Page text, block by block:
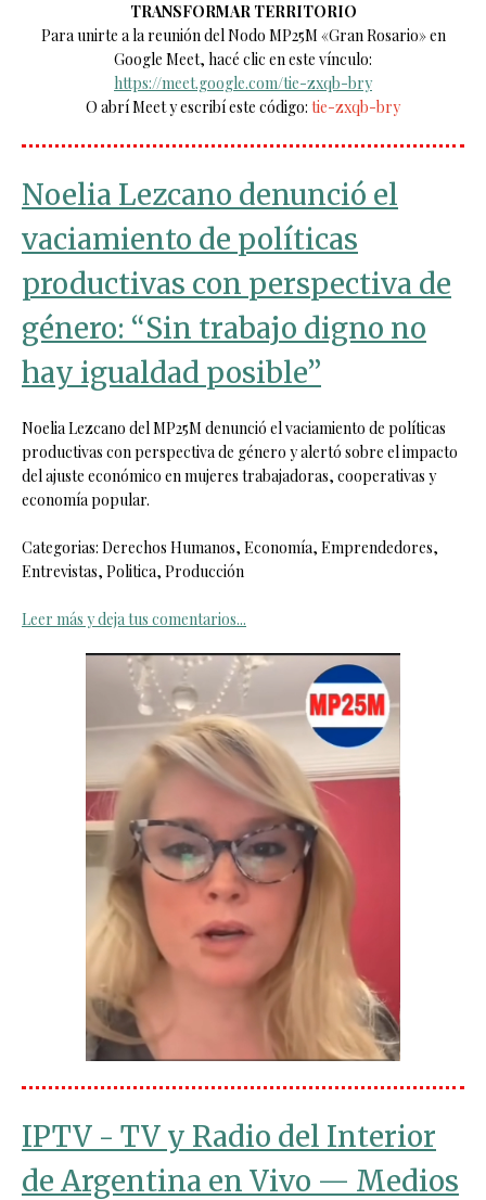
TRANSFORMAR TERRITORIO
Para unirte a lareunióndelNodo MP25M «Gran Rosario» en
Google Meet, hacé clic en este vínculo:
https://meet.google.com/tie-zxqb-bry
O abrí Meet y escribí este código: tie-zxqb-bry
Noelia Lezcano denunció el
vaciamiento de políticas
productivas con perspectiva de
género: “Sin trabajo digno no
hay igualdad posible”
Noelia Lezcano del MP25M denunció el vaciamiento de políticas
productivas con perspectiva de género y alertó sobre el impacto
del ajuste económico en mujeres trabajadoras, cooperativas y
economía popular.
Categorias: Derechos Humanos, Economía, Emprendedores,
Entrevistas, Politica, Producción
Leer más y deja tus comentarios...
IPTV - TV y Radio del Interior
de Argentina en Vivo — Medios